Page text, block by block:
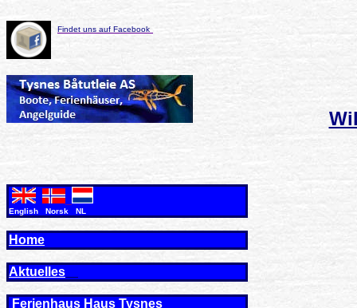
Findet uns auf Facebook
English Norsk NL
Home
Aktuelles
Ferienhaus Haus Tysnes